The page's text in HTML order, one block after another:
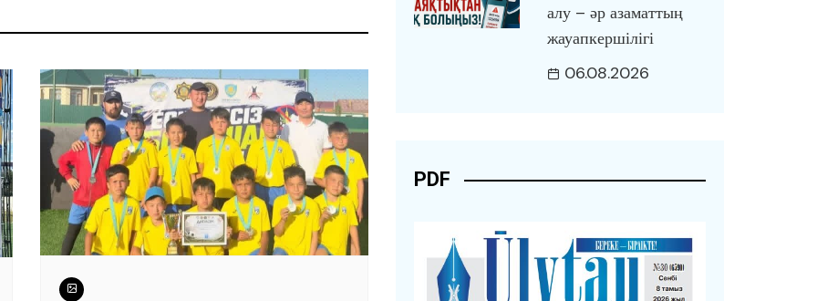
алу – әр азаматтың
жауапкершілігі
06.08.2026
PDF